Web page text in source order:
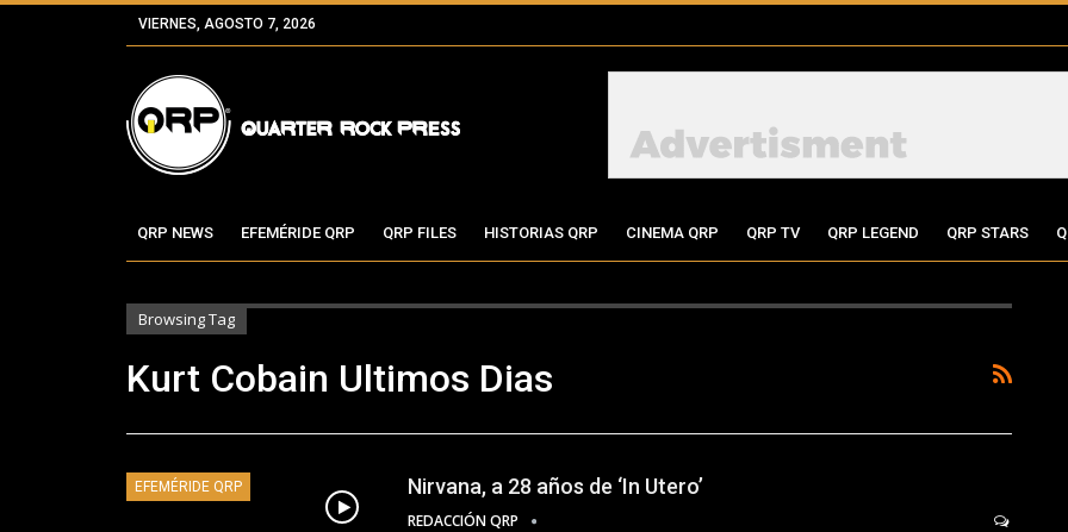
VIERNES, AGOSTO 7, 2026
QRP NEWS EFEMÉRIDE QRP QRP FILES HISTORIAS QRP CINEMA QRP QRP TV QRP LEGEND QRP STARS
Browsing Tag
Kurt Cobain Ultimos Dias
EFEMÉRIDE QRP Nirvana, a 28 años de ‘In Utero’
REDACCIÓN QRP